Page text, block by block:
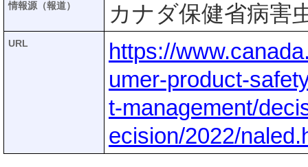
情報源（報道） カナダ保健省病害
URL
https://
umer-product-
t-management/
ecision/2022/